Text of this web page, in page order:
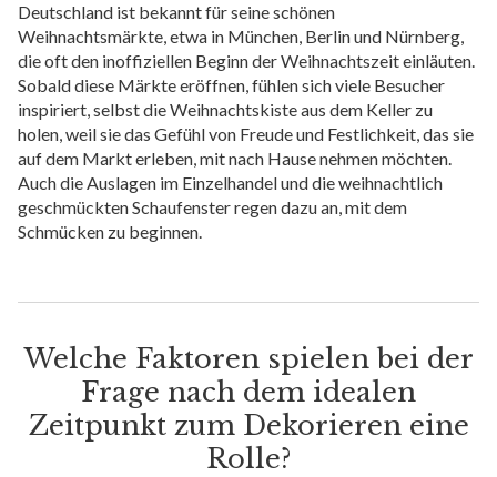
Deutschland ist bekannt für seine schönen
Weihnachtsmärkte, etwa in München, Berlin und Nürnberg,
die oft den inoffiziellen Beginn der Weihnachtszeit einläuten.
Sobald diese Märkte eröffnen, fühlen sich viele Besucher
inspiriert, selbst die Weihnachtskiste aus dem Keller zu
holen, weil sie das Gefühl von Freude und Festlichkeit, das sie
auf dem Markt erleben, mit nach Hause nehmen möchten.
Auch die Auslagen im Einzelhandel und die weihnachtlich
geschmückten Schaufenster regen dazu an, mit dem
Schmücken zu beginnen.
Welche Faktoren spielen bei der
Frage nach dem idealen
Zeitpunkt zum Dekorieren eine
Rolle?